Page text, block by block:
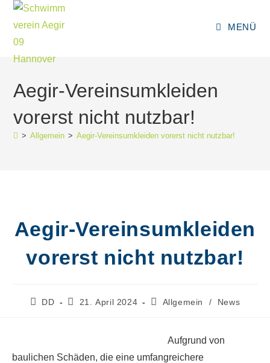
Zum
Inhalt
springen
MENÜ
Aegir-Vereinsumkleiden
vorerst nicht nutzbar!
> Allgemein > Aegir-Vereinsumkleiden vorerst nicht nutzbar!
Aegir-Vereinsumkleiden
vorerst nicht nutzbar!
Beitrags-
DD
Beitrag
21. April 2024
Beitrags-
Allgemein / News
Aufgrund von
baulichen Schäden, die eine umfangreichere